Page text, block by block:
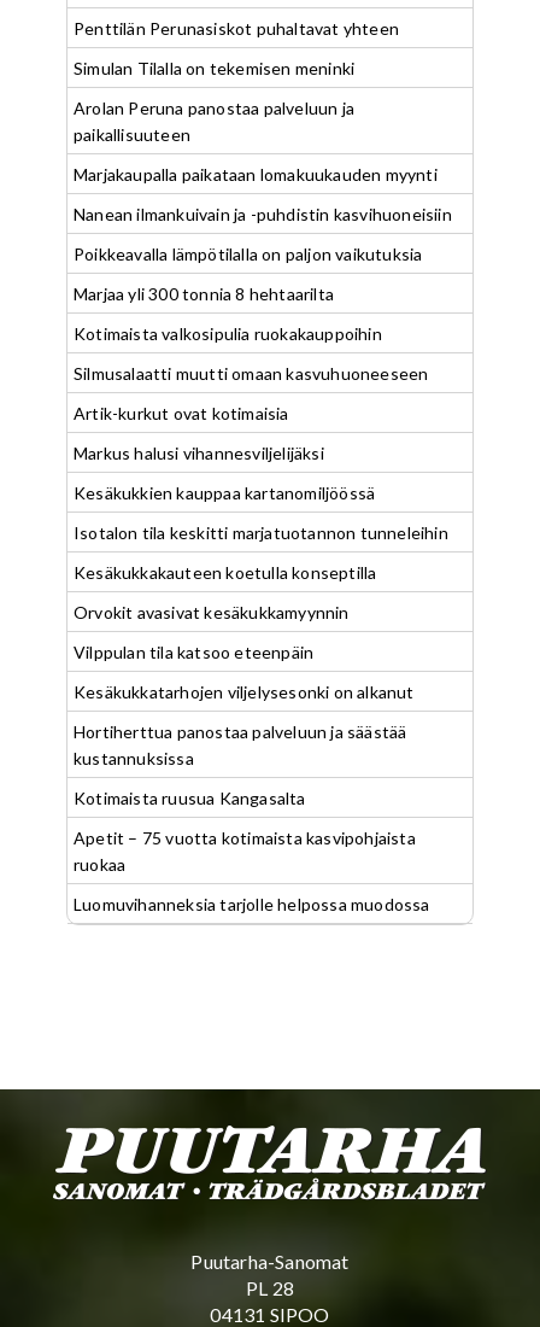
Penttilän Perunasiskot puhaltavat yhteen
Simulan Tilalla on tekemisen meninki
Arolan Peruna panostaa palveluun ja
paikallisuuteen
Marjakaupalla paikataan lomakuukauden myynti
Nanean ilmankuivain ja -puhdistin kasvihuoneisiin
Poikkeavalla lämpötilalla on paljon vaikutuksia
Marjaa yli 300 tonnia 8 hehtaarilta
Kotimaista valkosipulia ruokakauppoihin
Silmusalaatti muutti omaan kasvuhuoneeseen
Artik-kurkut ovat kotimaisia
Markus halusi vihannesviljelijäksi
Kesäkukkien kauppaa kartanomiljöössä
Isotalon tila keskitti marjatuotannon tunneleihin
Kesäkukkakauteen koetulla konseptilla
Orvokit avasivat kesäkukkamyynnin
Vilppulan tila katsoo eteenpäin
Kesäkukkatarhojen viljelysesonki on alkanut
Hortiherttua panostaa palveluun ja säästää
kustannuksissa
Kotimaista ruusua Kangasalta
Apetit – 75 vuotta kotimaista kasvipohjaista
ruokaa
Luomuvihanneksia tarjolle helpossa muodossa
Puutarha-Sanomat
PL 28
04131 SIPOO